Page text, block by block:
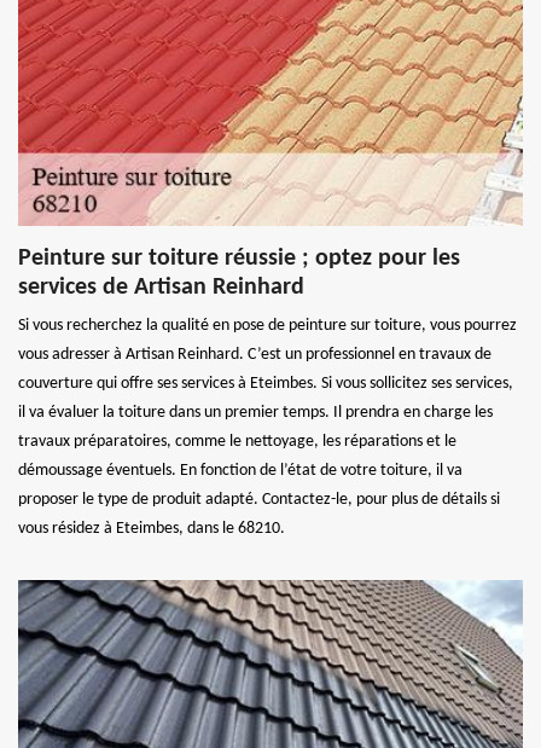
Peinture sur toiture réussie ; optez pour les
services de Artisan Reinhard
Si vous recherchez la qualité en pose de peinture sur toiture, vous pourrez
vous adresser à Artisan Reinhard. C’est un professionnel en travaux de
couverture qui offre ses services à Eteimbes. Si vous sollicitez ses services,
il va évaluer la toiture dans un premier temps. Il prendra en charge les
travaux préparatoires, comme le nettoyage, les réparations et le
démoussage éventuels. En fonction de l’état de votre toiture, il va
proposer le type de produit adapté. Contactez-le, pour plus de détails si
vous résidez à Eteimbes, dans le 68210.